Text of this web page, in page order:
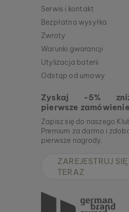
Serwis i kontakt
Bezpłatna wysyłka
Zwroty
Warunki gwarancji
Utylizacja baterii
Odstąp od umowy
Zyskaj -5%
pierwsze zamówienie
Zapisz się do naszego
Premium za darmo i
pierwsze nagrody.
ZAREJESTRUJ SIĘ
TERAZ